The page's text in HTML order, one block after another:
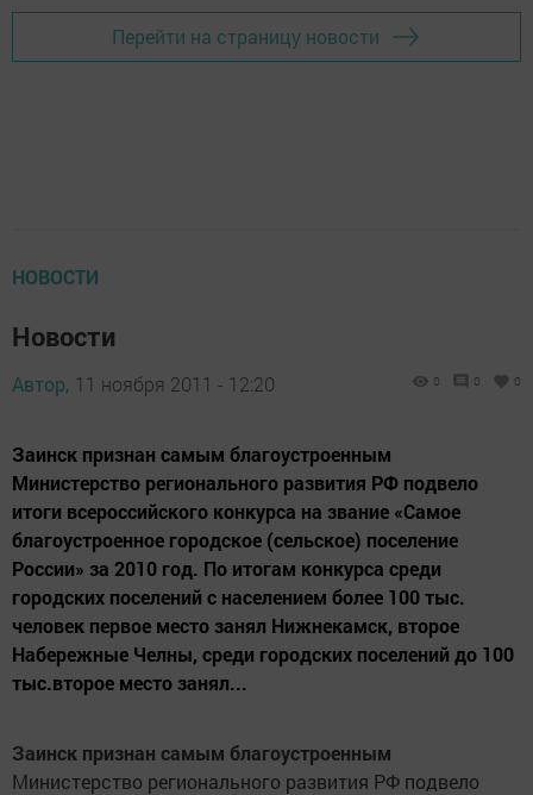
Перейти на страницу новости
НОВОСТИ
Новости
Автор, 11 ноября 2011 - 12:20 0 0 0
Заинск признан самым благоустроенным
Министерство регионального развития РФ подвело
итоги всероссийского конкурса на звание «Самое
благоустроенное городское (сельское) поселение
России» за 2010 год. По итогам конкурса среди
городских поселений с населением более 100 тыс.
человек первое место занял Нижнекамск, второе
Набережные Челны, среди городских поселений до 100
тыс.второе место занял...
Заинск признан самым благоустроенным
Министерство регионального развития РФ подвело